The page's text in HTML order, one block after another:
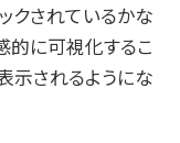
クされているかな
的に可視化するこ
示されるようにな